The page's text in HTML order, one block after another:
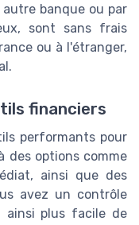
banque ou par
sont sans frais
ou à l'étranger,
financiers
performants pour
des options comme
ainsi que des
avez un contrôle
ainsi plus facile de